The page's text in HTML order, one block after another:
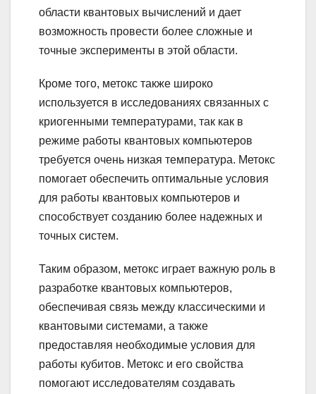
области квантовых вычислений и дает
возможность провести более сложные и
точные эксперименты в этой области.
Кроме того, метокс также широко
используется в исследованиях связанных с
криогенными температурами, так как в
режиме работы квантовых компьютеров
требуется очень низкая температура. Метокс
помогает обеспечить оптимальные условия
для работы квантовых компьютеров и
способствует созданию более надежных и
точных систем.
Таким образом, метокс играет важную роль в
разработке квантовых компьютеров,
обеспечивая связь между классическими и
квантовыми системами, а также
предоставляя необходимые условия для
работы кубитов. Метокс и его свойства
помогают исследователям создавать